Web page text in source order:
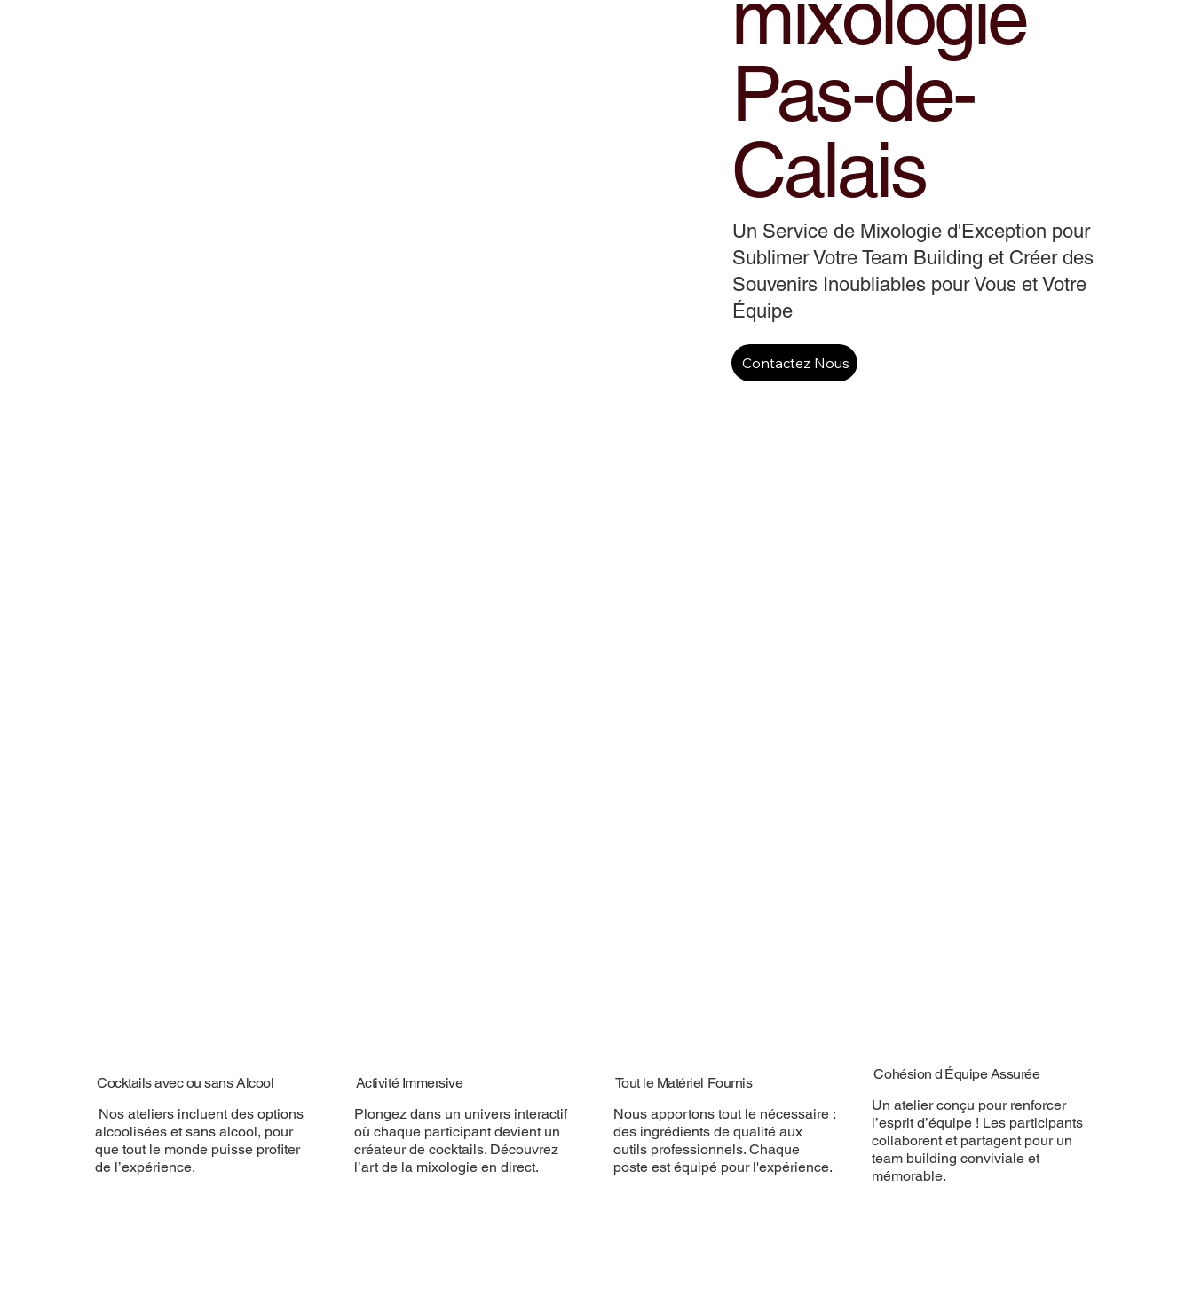
Pas-de-
Calais
Un Service de Mixologie d'Exception pour
Sublimer Votre Team Building et Créer des
Souvenirs Inoubliables pour Vous et Votre
Équipe
Contactez Nous
Cocktails avec ou sans Alcool
Nos ateliers incluent des options
alcoolisées et sans alcool, pour
que tout le monde puisse profiter
de l’expérience.
Activité Immersive
Plongez dans un univers interactif
où chaque participant devient un
créateur de cocktails. Découvrez
l’art de la mixologie en direct.
Tout le Matériel Fournis
Nous apportons tout le nécessaire :
des ingrédients de qualité aux
outils professionnels. Chaque
poste est équipé pour l'expérience.
Cohésion d'Équipe Assurée
Un atelier conçu pour renforcer
l’esprit d’équipe ! Les participants
collaborent et partagent pour un
team building conviviale et
mémorable.